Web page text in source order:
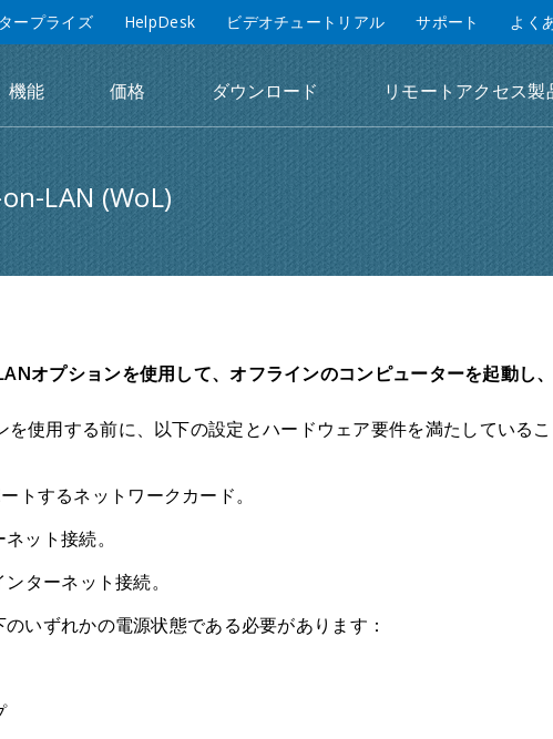
ープライズ HelpDesk ビデオチュートリアル サポート よく
機能 価格 ダウンロード リモートアクセス製
LAN (WoL)
オプションを使用して、オフラインのコンピューターを起動し
使用する前に、以下の設定とハードウェア要件を満たしているこ
トするネットワークカード。
ット接続。
ターネット接続。
いずれかの電源状態である必要があります：